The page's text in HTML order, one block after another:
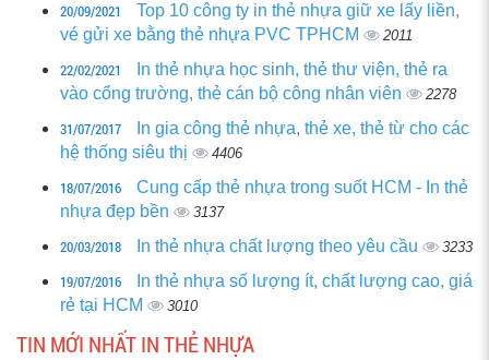
20/09/2021
Top 10 công ty in thẻ nhựa giữ xe lấy liền,
vé gửi xe bằng thẻ nhựa PVC TPHCM
2011
22/02/2021
In thẻ nhựa học sinh, thẻ thư viện, thẻ ra
vào cổng trường, thẻ cán bộ công nhân viên
2278
31/07/2017
In gia công thẻ nhựa, thẻ xe, thẻ từ cho các
hệ thống siêu thị
4406
18/07/2016
Cung cấp thẻ nhựa trong suốt HCM - In thẻ
nhựa đẹp bền‎
3137
20/03/2018 In thẻ nhựa chất lượng theo yêu cầu 3233
19/07/2016
In thẻ nhựa số lượng ít, chất lượng cao, giá
rẻ tại HCM
3010
TIN MỚI NHẤT IN THẺ NHỰA